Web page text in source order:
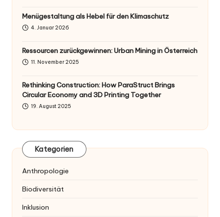
Menügestaltung als Hebel für den Klimaschutz
4. Januar 2026
Ressourcen zurückgewinnen: Urban Mining in Österreich
11. November 2025
Rethinking Construction: How ParaStruct Brings
Circular Economy and 3D Printing Together
19. August 2025
Kategorien
Anthropologie
Biodiversität
Inklusion